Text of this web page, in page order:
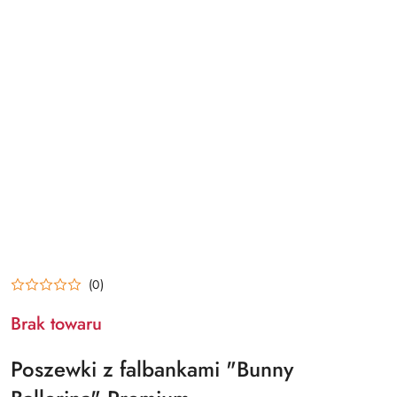
(0)
Brak towaru
Poszewki z falbankami "Bunny